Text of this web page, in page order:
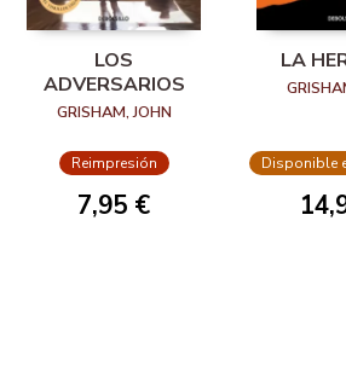
LOS
ADVERSARIOS
GRISHAM, JOHN
Reimpresión
7,95 €
LA
Disponible